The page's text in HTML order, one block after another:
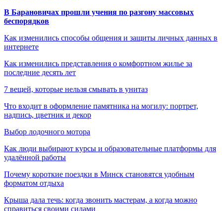
В Барановичах прошли учения по разгону массовых
беспорядков
Как изменились способы общения и защиты личных данных в
интернете
Как изменились представления о комфортном жилье за
последние десять лет
7 вещей, которые нельзя смывать в унитаз
Что входит в оформление памятника на могилу: портрет,
надпись, цветник и декор
Выбор лодочного мотора
Как люди выбирают курсы и образовательные платформы для
удалённой работы
Почему короткие поездки в Минск становятся удобным
форматом отдыха
Крыша дала течь: когда звонить мастерам, а когда можно
справиться своими силами